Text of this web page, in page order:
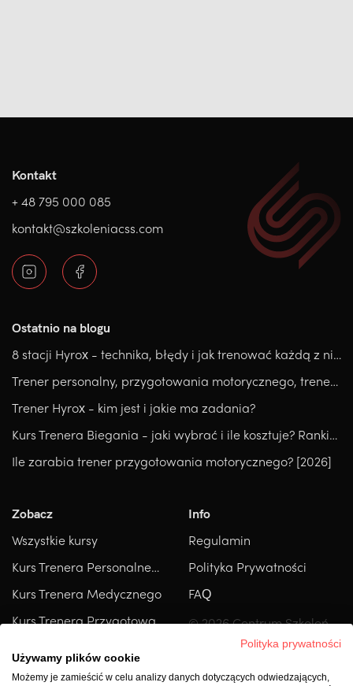
Kontakt
+ 48 795 000 085
kontakt@szkoleniacss.com
Zobacz
Wszystkie kursy
Kurs Trenera Personalnego
Kurs Trenera Medycznego
Kurs Trenera Przygotowania Motorycznego
Skuteczne odchudzanie
Ostatnio na blogu
8 stacji Hyrox - technika, błędy i jak trenować każdą z nich.
Trener personalny, przygotowania motorycznego, trener medyczny, który kierunek wybrać?
Trener Hyrox - kim jest i jakie ma zadania?
Kurs Trenera Biegania - jaki wybrać i ile kosztuje? Ranking
Ile zarabia trener przygotowania motorycznego? [2026]
Info
Regulamin
Polityka Prywatności
FAQ
© 2026 Centrum Szkoleń
Sportowych. Wszelkie
Polityka prywatności
Używamy plików cookie
Możemy je zamieścić w celu analizy danych dotyczących odwiedzających,